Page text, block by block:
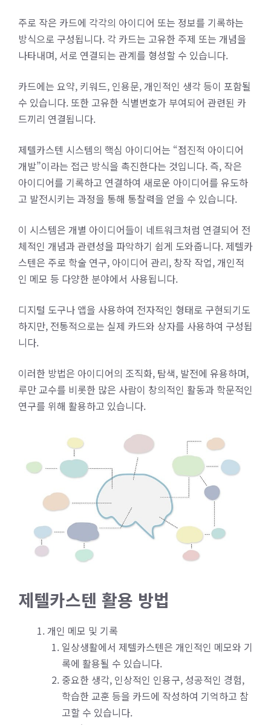
주로 작은 카드에 각각의 아이디어 또는 정보를 기록하는
방식으로 구성됩니다. 각 카드는 고유한 주제 또는 개념을
나타내며, 서로 연결되는 관계를 형성할 수 있습니다.
카드에는 요약, 키워드, 인용문, 개인적인 생각 등이 포함될
수 있습니다. 또한 고유한 식별번호가 부여되어 관련된 카
드끼리 연결됩니다.
제텔카스텐 시스템의 핵심 아이디어는 “점진적 아이디어
개발”이라는 접근 방식을 촉진한다는 것입니다. 즉, 작은
아이디어를 기록하고 연결하여 새로운 아이디어를 유도하
고 발전시키는 과정을 통해 통찰력을 얻을 수 있습니다.
이 시스템은 개별 아이디어들이 네트워크처럼 연결되어 전
체적인 개념과 관련성을 파악하기 쉽게 도와줍니다. 제텔카
스텐은 주로 학술 연구, 아이디어 관리, 창작 작업, 개인적
인 메모 등 다양한 분야에서 사용됩니다.
디지털 도구나 앱을 사용하여 전자적인 형태로 구현되기도
하지만, 전통적으로는 실제 카드와 상자를 사용하여 구성됩
니다.
이러한 방법은 아이디어의 조직화, 탐색, 발전에 유용하며,
루만 교수를 비롯한 많은 사람이 창의적인 활동과 학문적인
연구를 위해 활용하고 있습니다.
제텔카스텐 활용 방법
개인 메모 및 기록
일상생활에서 제텔카스텐은 개인적인 메모와 기
록에 활용될 수 있습니다.
중요한 생각, 인상적인 인용구, 성공적인 경험,
학습한 교훈 등을 카드에 작성하여 기억하고 참
고할 수 있습니다.